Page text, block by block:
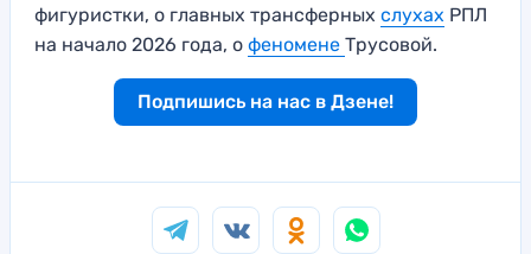
фигуристки, о главных трансферных слухах РПЛ
на начало 2026 года, о феномене Трусовой.
Подпишись на нас в Дзене!